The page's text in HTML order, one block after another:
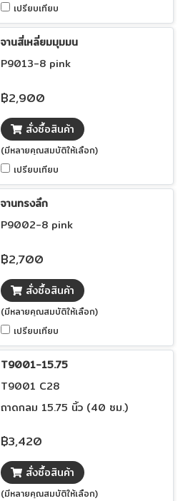
เปรียบเทียบ
จานสี่เหลี่ยมมุมมน
P9013-8 pink
฿2,900
สั่งซื้อสินค้า
(มีหลายคุณสมบัติให้เลือก)
เปรียบเทียบ
จานทรงลึก
P9002-8 pink
฿2,700
สั่งซื้อสินค้า
(มีหลายคุณสมบัติให้เลือก)
เปรียบเทียบ
T9001-15.75
T9001 C28
ถาดกลม 15.75 นิ้ว (40 ซม.)
฿3,420
สั่งซื้อสินค้า
(มีหลายคุณสมบัติให้เลือก)